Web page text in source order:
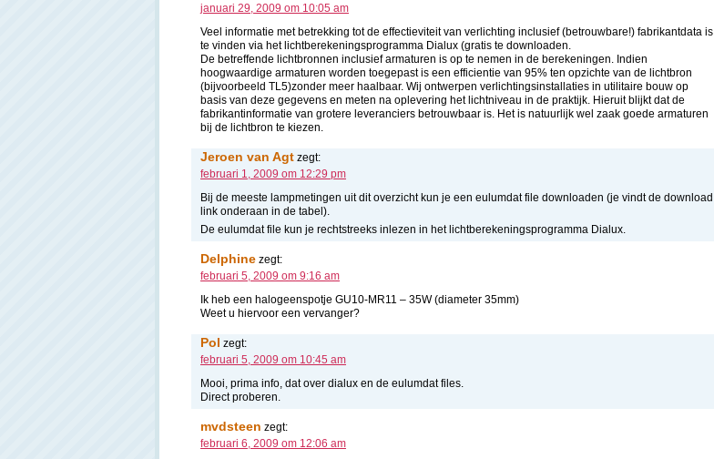
januari 29, 2009 om 10:05 am
Veel informatie met betrekking tot de effectieviteit van verlichting inclusief (betrouwbare!) fabrikantdata is
te vinden via het lichtberekeningsprogramma Dialux (gratis te downloaden.
De betreffende lichtbronnen inclusief armaturen is op te nemen in de berekeningen. Indien
hoogwaardige armaturen worden toegepast is een efficientie van 95% ten opzichte van de lichtbron
(bijvoorbeeld TL5)zonder meer haalbaar. Wij ontwerpen verlichtingsinstallaties in utilitaire bouw op
basis van deze gegevens en meten na oplevering het lichtniveau in de praktijk. Hieruit blijkt dat de
fabrikantinformatie van grotere leveranciers betrouwbaar is. Het is natuurlijk wel zaak goede armaturen
bij de lichtbron te kiezen.
Jeroen van Agt zegt:
februari 1, 2009 om 12:29 pm
Bij de meeste lampmetingen uit dit overzicht kun je een eulumdat file downloaden (je vindt de download
link onderaan in de tabel).
De eulumdat file kun je rechtstreeks inlezen in het lichtberekeningsprogramma Dialux.
Delphine zegt:
februari 5, 2009 om 9:16 am
Ik heb een halogeenspotje GU10-MR11 – 35W (diameter 35mm)
Weet u hiervoor een vervanger?
Pol zegt:
februari 5, 2009 om 10:45 am
Mooi, prima info, dat over dialux en de eulumdat files.
Direct proberen.
mvdsteen zegt:
februari 6, 2009 om 12:06 am